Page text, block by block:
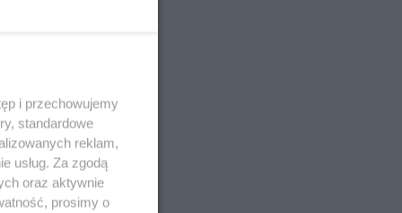
i przechowujemy
standardowe
reklam,
usług. Za zgodą
oraz aktywnie
prosimy o